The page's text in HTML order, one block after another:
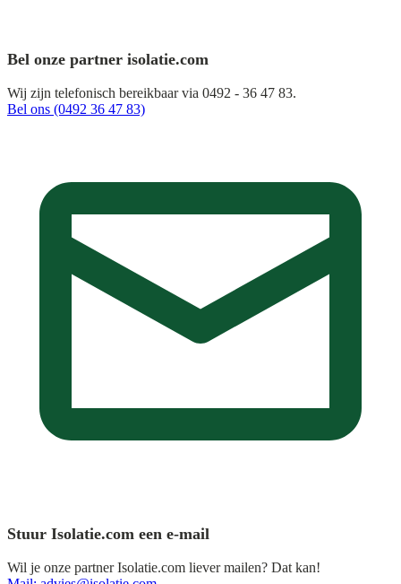
Bel onze partner isolatie.com
Wij zijn telefonisch bereikbaar via 0492 - 36 47 83.
Bel ons (0492 36 47 83)
Stuur Isolatie.com een e-mail
Wil je onze partner Isolatie.com liever mailen? Dat kan!